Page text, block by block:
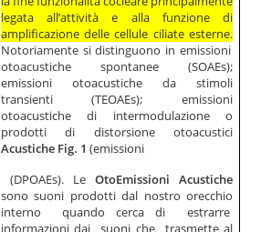
legata all’attività e alla funzione di
amplificazione delle cellule ciliate esterne.
Notoriamente si distinguono in emissioni
otoacustiche spontanee (SOAEs);
emissioni otoacustiche da stimoli
transienti (TEOAEs); emissioni
otoacustiche di intermodulazione o
prodotti di distorsione otoacustici
Acustiche Fig. 1 (emissioni
(DPOAEs). LeOtoEmissioni Acustiche
sono suoni prodotti dal nostro orecchio
interno quando cerca di estrarre
informazioni dai suoni che trasmette al